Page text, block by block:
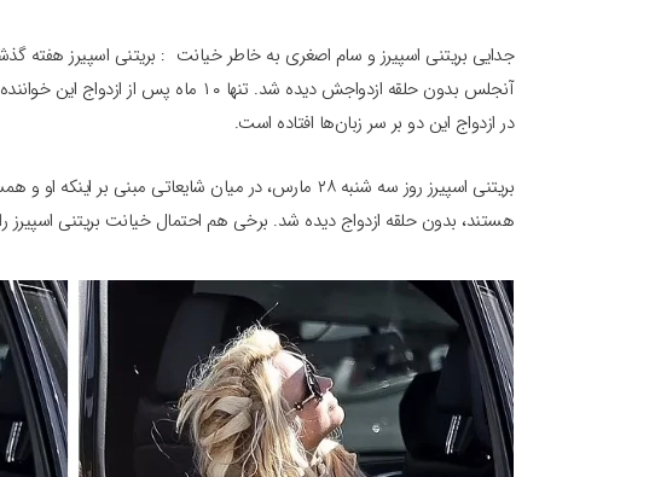
جدایی بریتنی اسپیرز و سام اصغری به خاطر خیانت : بریتنی اسپیرز
آنجلس بدون حلقه ازدواجش دیده شد. تنها
در ازدواج این دو بر سر زبان‌ها افتاده است.
بریتنی اسپیرز روز سه شنبه ۲۸ مارس، در میان شایعاتی مبنی بر اینکه او و همسرش،
هستند، بدون حلقه ازدواج دیده شد. برخی هم احتمال خیانت بریتنی اسپیرز